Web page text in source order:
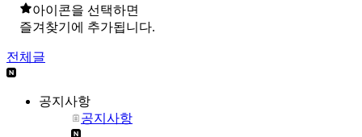
아이콘을 선택하면
즐겨찾기에 추가됩니다.
전체글
공지사항
공지사항